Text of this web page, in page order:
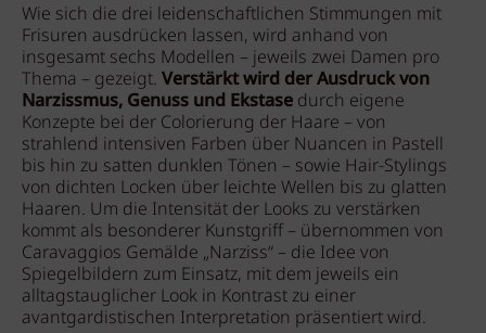
Wie sich die drei leidenschaftlichen Stimmungen mit
Frisuren ausdrücken lassen, wird anhand von
insgesamt sechs Modellen – jeweils zwei Damen pro
Thema – gezeigt. Verstärkt wird der Ausdruck von
Narzissmus, Genuss und Ekstase durch eigene
Konzepte bei der Colorierung der Haare – von
strahlend intensiven Farben über Nuancen in Pastell
bis hin zu satten dunklen Tönen – sowie Hair-Stylings
von dichten Locken über leichte Wellen bis zu glatten
Haaren. Um die Intensität der Looks zu verstärken
kommt als besonderer Kunstgriff – übernommen von
Caravaggios Gemälde „Narziss“ – die Idee von
Spiegelbildern zum Einsatz, mit dem jeweils ein
alltagstauglicher Look in Kontrast zu einer
avantgardistischen Interpretation präsentiert wird.